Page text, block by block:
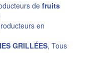
de fruits
en
GRILLÉES, Tous